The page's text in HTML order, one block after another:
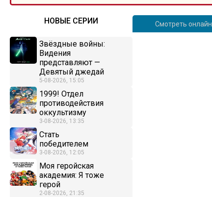
НОВЫЕ СЕРИИ
Звёздные войны:
Видения
представляют —
Девятый джедай
5-08-2026, 15:05
1999! Отдел
противодействия
оккультизму
3-08-2026, 13:35
Стать
победителем
3-08-2026, 12:05
Моя геройская
академия: Я тоже
герой
2-08-2026, 21:35
Смотреть онлайн